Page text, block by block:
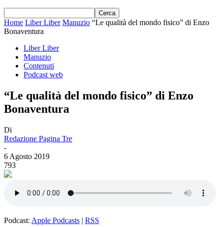
Home Liber Liber Manuzio “Le qualità del mondo fisico” di Enzo
Bonaventura
Liber Liber
Manuzio
Contenuti
Podcast web
“Le qualità del mondo fisico” di Enzo
Bonaventura
Di
Redazione Pagina Tre
-
6 Agosto 2019
793
Podcast: Apple Podcasts | RSS